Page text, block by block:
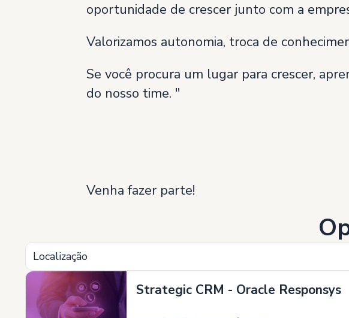
oportunidade de crescer junto com a
Valorizamos autonomia, troca de
Se você procura um lugar para crescer,
do nosso time. "
Venha fazer parte!
Localização
Strategic CRM - Oracle Responsys